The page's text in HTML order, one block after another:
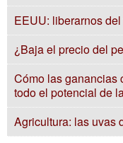
EEUU: liberarnos
¿Baja el precio del
Cómo las ganancias
todo el potencial de
Agricultura: las uvas